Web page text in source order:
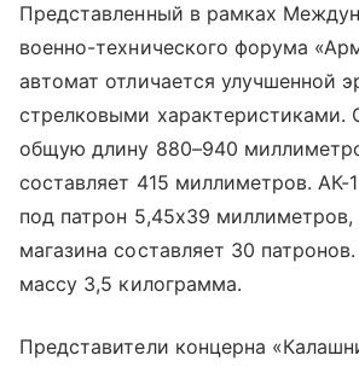
Представленный в рамках
военно-технического форума
автомат отличается улучшенной
стрелковыми характеристиками.
общую длину 880–940
составляет 415 миллиметров. АК-
под патрон 5,45х39 миллиметров,
магазина составляет 30
массу 3,5 килограмма.
Представители концерна